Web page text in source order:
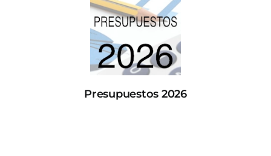
Presupuestos 2026